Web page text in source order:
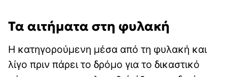
Τα αιτήματα στη φυλακή
Η κατηγορούμενη μέσα από τη φυλακή και
λίγο πριν πάρει το δρόμο για το δικαστικό